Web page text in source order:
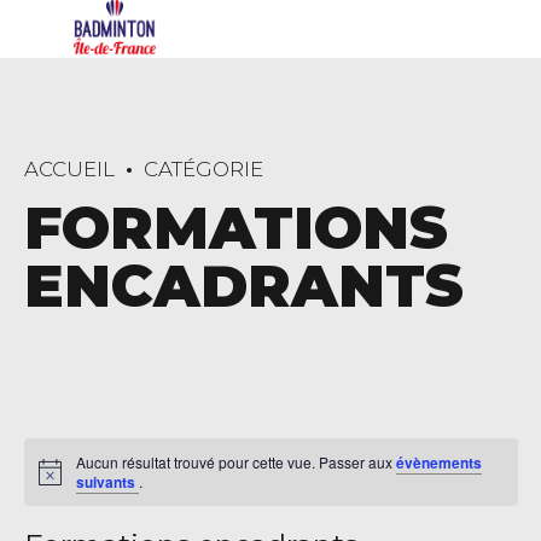
ACCUEIL CATÉGORIE
FORMATIONS
ENCADRANTS
Aucun résultat trouvé pour cette vue. Passer auxévènements
suivants .